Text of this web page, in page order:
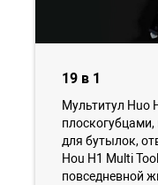
19 в 1
Мультитул Huo
для бутылок,
Hou H1 Multi
повседневной